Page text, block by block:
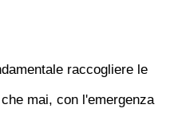
raccogliere le
mai, con l'emergenza